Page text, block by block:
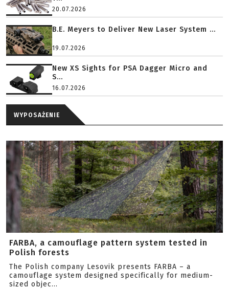
20.07.2026
B.E. Meyers to Deliver New Laser System ...
19.07.2026
New XS Sights for PSA Dagger Micro and
S...
16.07.2026
WYPOSAŻENIE
FARBA, a camouflage pattern system tested in
Polish forests
The Polish company Lesovik presents FARBA – a
camouflage system designed specifically for medium-
sized objec...